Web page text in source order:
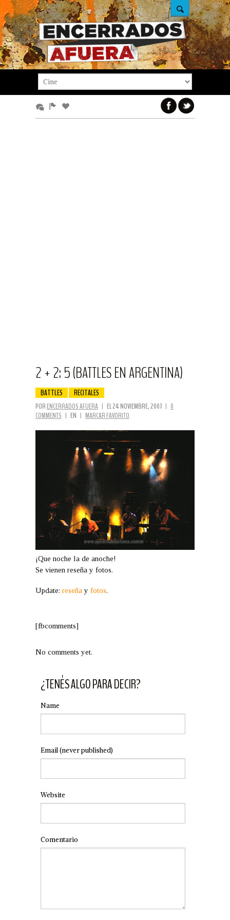
2 + 2: 5 (BATTLES EN ARGENTINA)
BATTLES RECITALES
POR ENCERRADOS AFUERA | EL 24 NOVIEMBRE, 2007 | 0
COMMENTS | EN | MARCAR FAVORITO
¡Que noche la de anoche!
Se vienen reseña y fotos.
Update: reseña y fotos.
[fbcomments]
No comments yet.
¿TENÉS ALGO PARA DECIR?
Name
Email(never published)
Website
Comentario